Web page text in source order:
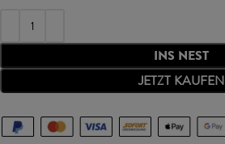
INS NEST
JETZT KAUFEN